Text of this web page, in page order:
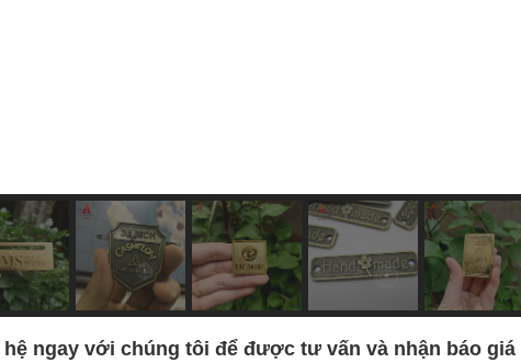
hệ ngay với chúng tôi để được tư vấn và nhận báo giá